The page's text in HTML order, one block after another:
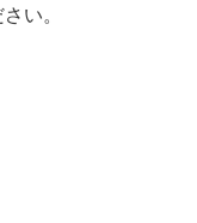
い。